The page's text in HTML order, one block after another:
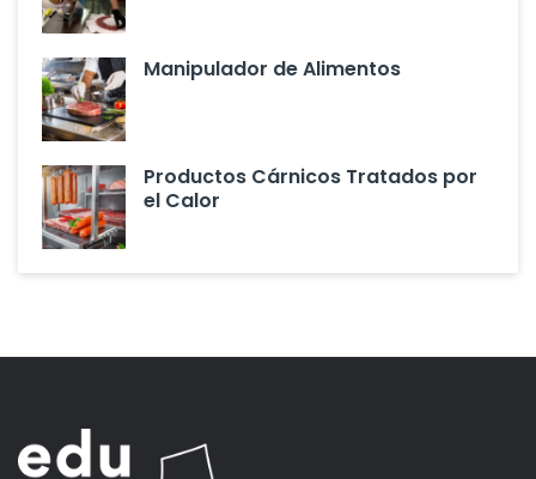
Manipulador de Alimentos
Productos Cárnicos Tratados por
el Calor